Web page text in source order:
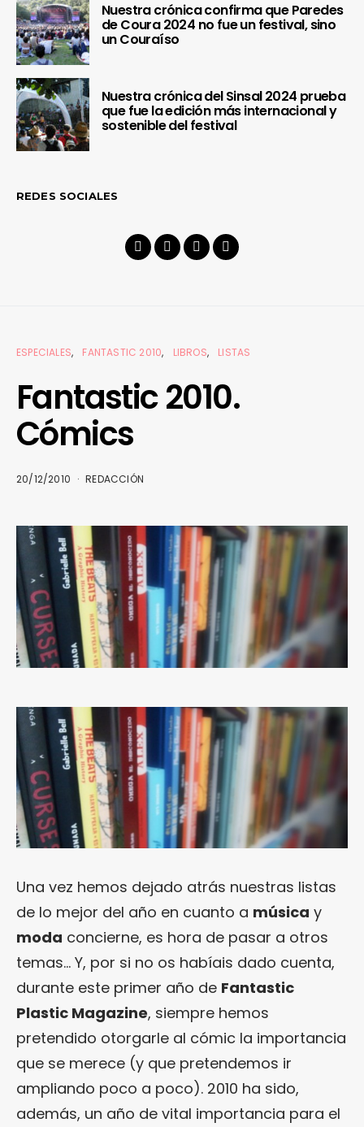
Nuestra crónica confirma que Paredes
de Coura 2024 no fue un festival, sino
un Couraíso
Nuestra crónica del Sinsal 2024 prueba
que fue la edición más internacional y
sostenible del festival
REDES SOCIALES
ESPECIALES FANTASTIC 2010 LIBROS LISTAS
Fantastic 2010.
Cómics
20/12/2010 REDACCIÓN
Una vez hemos dejado atrás nuestras listas
de lo mejor del año en cuanto a música y
moda concierne, es hora de pasar a otros
temas… Y, por si no os habíais dado cuenta,
durante este primer año de Fantastic
Plastic Magazine, siempre hemos
pretendido otorgarle al cómic la importancia
que se merece (y que pretendemos ir
ampliando poco a poco). 2010 ha sido,
además, un año de vital importancia para el